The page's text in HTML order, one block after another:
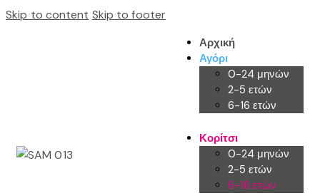
Skip to content Skip to footer
Αρχική
Αγόρι
0-24 μηνών
2-5 ετών
6-16 ετών
Κορίτσι
0-24 μηνών
2-5 ετών
6-16 ετών